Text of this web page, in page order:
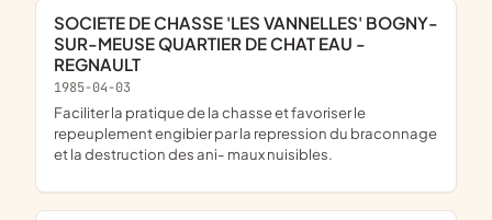
SOCIETE DE CHASSE 'LES VANNELLES' BOGNY-
SUR-MEUSE QUARTIER DE CHAT EAU -
REGNAULT
1985-04-03
Faciliter la pratique de la chasse et favoriser le
repeuplement engibier par la repression du braconnage
et la destruction des ani- maux nuisibles.